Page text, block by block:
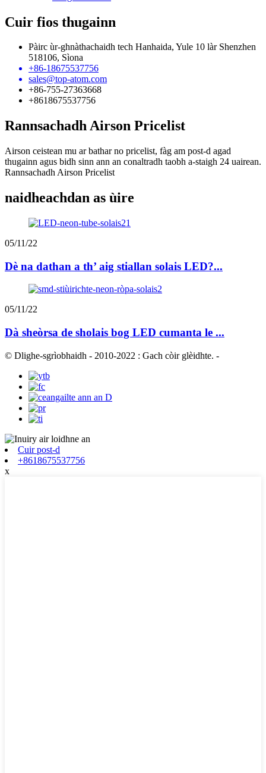
Cuir fios thugainn
Pàirc ùr-ghnàthachaidh tech Hanhaida, Yule 10 làr Shenzhen
518106, Sìona
+86-18675537756
sales@top-atom.com
+86-755-27363668
+8618675537756
Rannsachadh Airson Pricelist
Airson ceistean mu ar bathar no pricelist, fàg am post-d agad
thugainn agus bidh sinn ann an conaltradh taobh a-staigh 24 uairean.
Rannsachadh Airson Pricelist
naidheachdan as ùire
05/11/22
Dè na dathan a th’ aig stiallan solais LED?...
05/11/22
Dà sheòrsa de sholais bog LED cumanta le ...
© Dlighe-sgrìobhaidh - 2010-2022 : Gach còir glèidhte. -
Cuir post-d
+8618675537756
x